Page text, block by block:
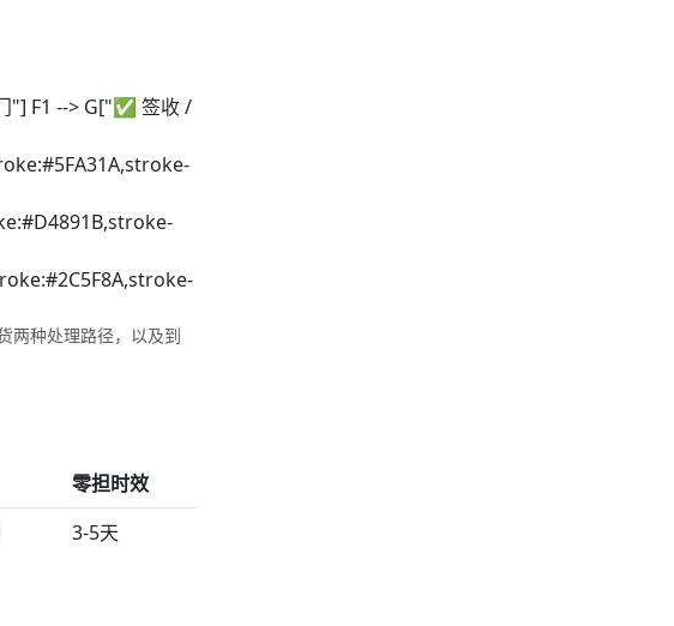
"] F1 --> G["✅ 签收 /
两种处理路径，以及到
零担时效
3-5天